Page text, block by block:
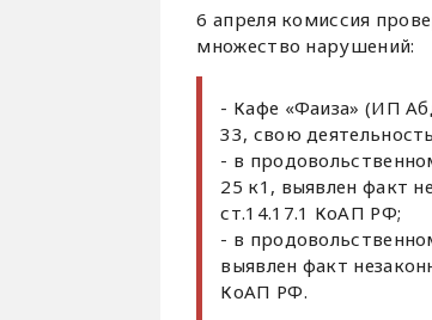
6 апреля комиссия
множество нарушений:
- Кафе «Фаиза» (ИП
33, свою
- в
25 к1, выявлен факт
ст.14.17.1 КоАП РФ;
- в
выявлен факт
КоАП РФ.